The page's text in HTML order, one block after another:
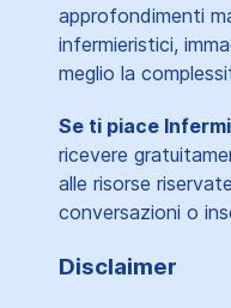
approfondimenti
infermieristici,
meglio la
Se ti piace
ricevere
alle risorse
conversazioni o
Disclaimer